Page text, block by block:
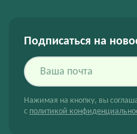
Подписаться на
Нажимая на кнопку, вы
с политикой